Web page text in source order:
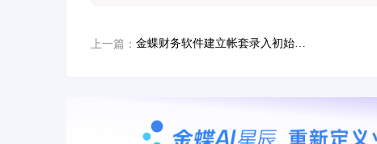
上一篇： 金蝶财务软件建立帐套录入初始数据操作及问题解决方案